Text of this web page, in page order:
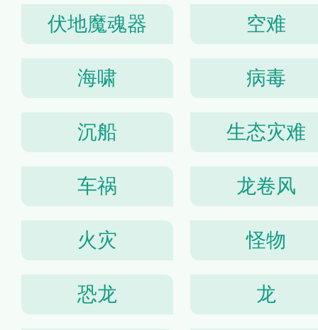
伏地魔魂器 空难
海啸 病毒
沉船 生态灾难
车祸 龙卷风
火灾 怪物
恐龙 龙